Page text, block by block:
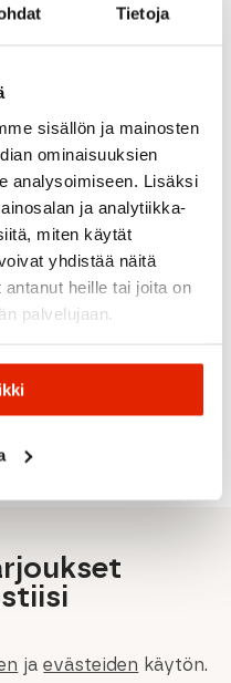
Tietoja
sisällön ja mainosten
ominaisuuksien
analysoimiseen. Lisäksi
ja analytiikka-
miten käytät
yhdistää näitä
heille tai joita on
palvelujaan.
sinulle
€
Dahlie
99,00€
Dahlie
Naisten
40,00€
jaevästeiden käytön.